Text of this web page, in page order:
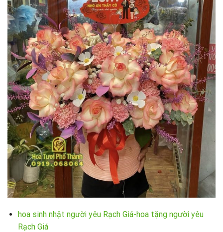
hoa sinh nhật người yêu Rạch Giá-hoa tặng người yêu
Rạch Giá